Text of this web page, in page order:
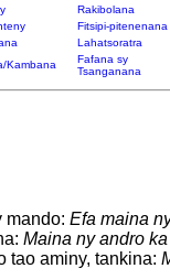
Rakibolana
Fitsipi-pitenenana
Lahatsoratra
Kambana
Fafana sy
Tsanganana
mando: Efa maina
Maina ny andro
tao aminy, tankina: